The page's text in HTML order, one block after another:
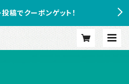
投稿でクーポンゲット！